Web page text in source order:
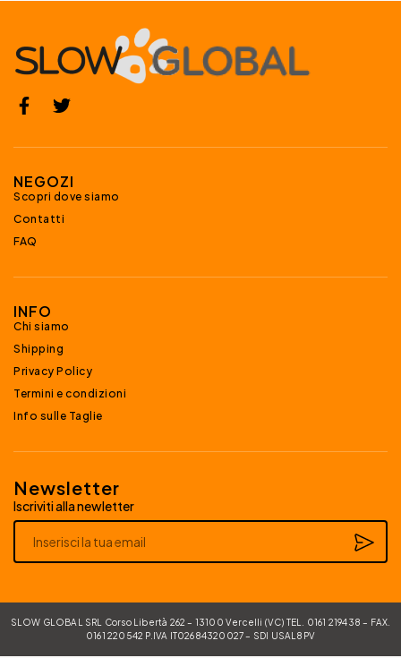
NEGOZI
Scopri dove siamo
Contatti
FAQ
INFO
Chi siamo
Shipping
Privacy Policy
Termini e condizioni
Info sulle Taglie
Newsletter
Iscriviti alla newletter
SLOW GLOBAL SRL Corso Libertà 262 – 13100 Vercelli (VC) TEL. 0161 219438 – FAX.
0161 220542 P.IVA IT02684320027 – SDI USAL8PV